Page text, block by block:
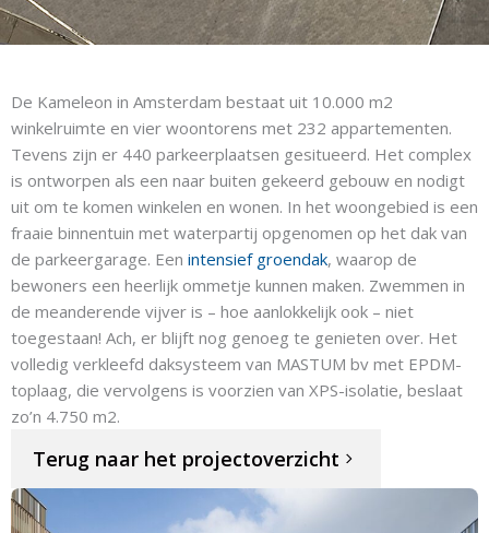
De Kameleon in Amsterdam bestaat uit 10.000 m2
winkelruimte en vier woontorens met 232 appartementen.
Tevens zijn er 440 parkeerplaatsen gesitueerd. Het complex
is ontworpen als een naar buiten gekeerd gebouw en nodigt
uit om te komen winkelen en wonen. In het woongebied is een
fraaie binnentuin met waterpartij opgenomen op het dak van
de parkeergarage. Een intensief groendak, waarop de
bewoners een heerlijk ommetje kunnen maken. Zwemmen in
de meanderende vijver is – hoe aanlokkelijk ook – niet
toegestaan! Ach, er blijft nog genoeg te genieten over. Het
volledig verkleefd daksysteem van MASTUM bv met EPDM-
toplaag, die vervolgens is voorzien van XPS-isolatie, beslaat
zo’n 4.750 m2.
Terug naar het projectoverzicht